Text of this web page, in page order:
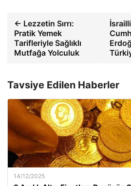
← Lezzetin Sırrı:
Pratik Yemek
Tarifleriyle Sağlıklı
Mutfağa Yolculuk
Tavsiye Edilen Haberler
14/12/2025